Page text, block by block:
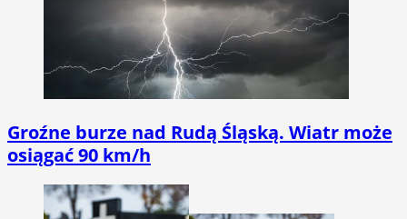
Groźne burze nad Rudą Śląską. Wiatr może
osiągać 90 km/h